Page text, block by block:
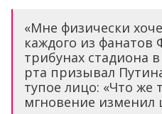
«Мне физически
каждого из фанатов
трибунах стадиона
рта призывал
тупое лицо: «Что же
мгновение